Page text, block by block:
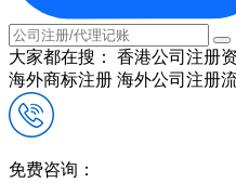
大家都在搜： 香港公司注册
海外商标注册 海外公司注册
免费咨询：